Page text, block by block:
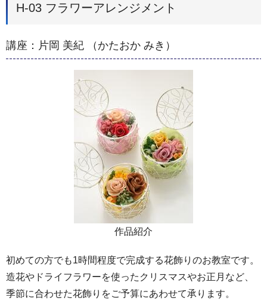
H-03 フラワーアレンジメント
講座：片岡 美紀 （かたおか みき）
作品紹介
初めての方でも1時間程度で完成する花飾りのお教室です。
造花やドライフラワーを使ったクリスマスやお正月など、
季節に合わせた花飾りをご予算にあわせて承ります。